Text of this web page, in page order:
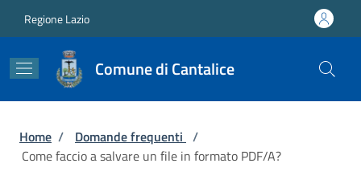
Regione Lazio
Comune di Cantalice
Briciole di pane
Home / Domande frequenti /
Come faccio a salvare un file in formato PDF/A?